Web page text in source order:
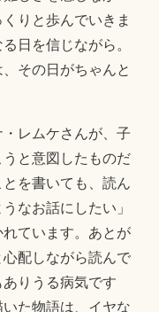
りと歩んでいきま
日を信じながら。
その日がちゃんと
レムケさんが、子
と意図したものだ
を書いても、読ん
なお話にしたい」
ています。あとが
配しながら読んで
りうる病気です
いた物語は、イヤな